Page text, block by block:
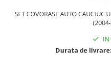
Accesorii Auto Exterior
Paravanturi Auto / Deflectoare
SET COVORASE AUTO CAUCIUC
IN
Durata de livrare: